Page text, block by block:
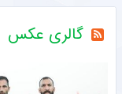
گالری عکس